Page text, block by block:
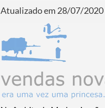
Atualizado em 28/07/2020